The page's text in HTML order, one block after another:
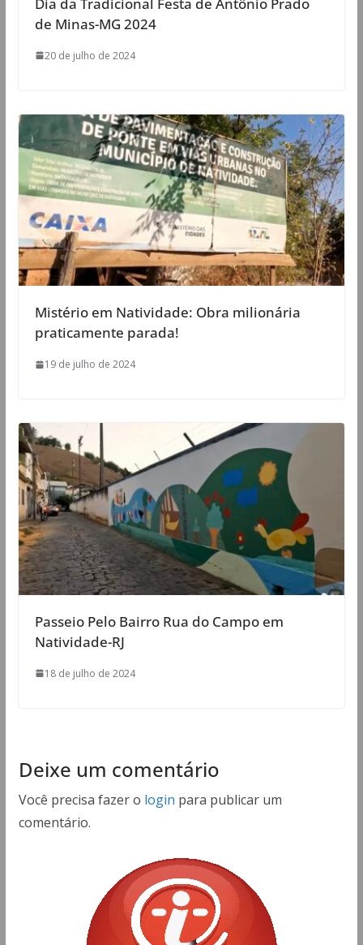
de Minas-MG 2024
20 de julho de 2024
Mistério em Natividade: Obra milionária
praticamente parada!
19 de julho de 2024
Passeio Pelo Bairro Rua do Campo em
Natividade-RJ
18 de julho de 2024
Deixe um comentário
Você precisa fazer o login para publicar um
comentário.